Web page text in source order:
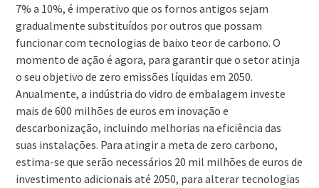
7% a 10%, é imperativo que os fornos antigos sejam
gradualmente substituídos por outros que possam
funcionar com tecnologias de baixo teor de carbono. O
momento de ação é agora, para garantir que o setor atinja
o seu objetivo de zero emissões líquidas em 2050.
Anualmente, a indústria do vidro de embalagem investe
mais de 600 milhões de euros em inovação e
descarbonização, incluindo melhorias na eficiência das
suas instalações. Para atingir a meta de zero carbono,
estima-se que serão necessários 20 mil milhões de euros de
investimento adicionais até 2050, para alterar tecnologias